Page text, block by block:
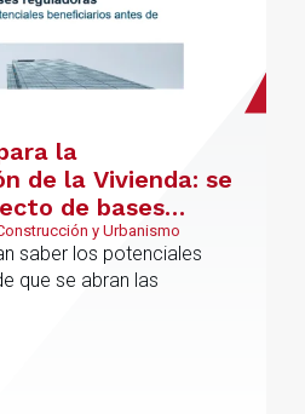
la
de la Vivienda: se
de bases
y Urbanismo
saber los potenciales
que se abran las